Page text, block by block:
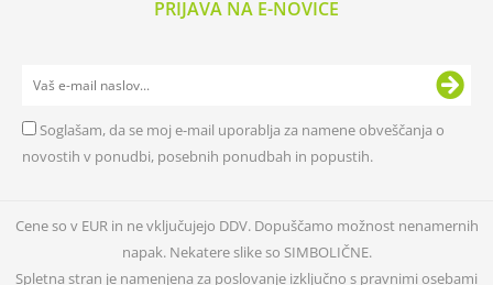
PRIJAVA NA E-NOVICE
Soglašam, da se moj e-mail uporablja za namene obveščanja o
novostih v ponudbi, posebnih ponudbah in popustih.
Cene so v EUR in ne vključujejo DDV. Dopuščamo možnost nenamernih
napak. Nekatere slike so SIMBOLIČNE.
Spletna stran je namenjena za poslovanje izključno s pravnimi osebami